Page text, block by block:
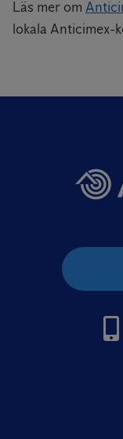
Läs mer om
lokala Anticimex-